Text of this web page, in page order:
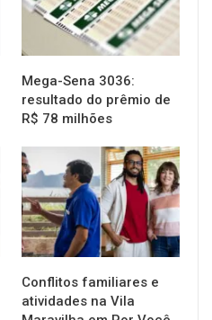
Mega-Sena 3036:
resultado do prêmio de
R$ 78 milhões
Conflitos familiares e
atividades na Vila